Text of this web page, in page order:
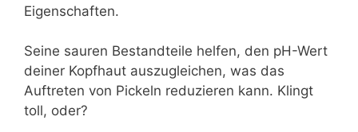
Eigenschaften.
Seine sauren Bestandteile helfen, den pH-Wert
deiner Kopfhaut auszugleichen, was das
Auftreten von Pickeln reduzieren kann. Klingt
toll, oder?